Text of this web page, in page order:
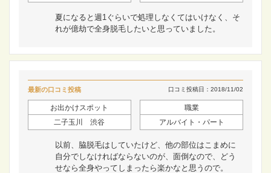
夏になると週1ぐらいで処理しなくてはいけなく、そ
れが億劫で全身脱毛したいと思っていました。
最新の口コミ投稿 口コミ投稿日：2018/11/02
お出かけスポット
二子玉川 渋谷
職業
アルバイト・パート
以前、脇脱毛はしていたけど、他の部位はこまめに
自分でしなければならないのが、面倒なので、どう
せなら全身やってしまったら楽かなと思うので。